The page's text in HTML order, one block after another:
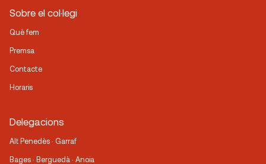
Sobre el col·legi
Què fem
Premsa
Contacte
Horaris
Delegacions
Alt Penedès · Garraf
Bages · Berguedà · Anoia